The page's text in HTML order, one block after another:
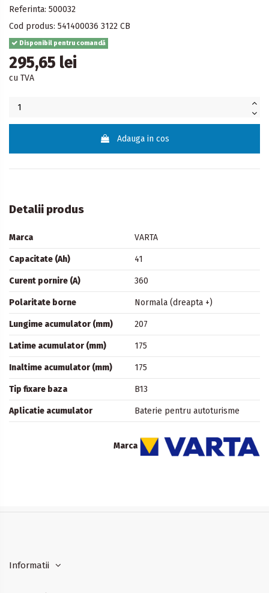
Referinta: 500032
Cod produs: 541400036 3122 CB
Disponibil pentru comandă
295,65 lei
cu TVA
Adauga in cos
Detalii produs
Marca VARTA
Capacitate (Ah) 41
Curent pornire (A) 360
Polaritate borne Normala (dreapta +)
Lungime acumulator (mm) 207
Latime acumulator (mm) 175
Inaltime acumulator (mm) 175
Tip fixare baza B13
Aplicatie acumulator Baterie pentru autoturisme
Marca
Informatii